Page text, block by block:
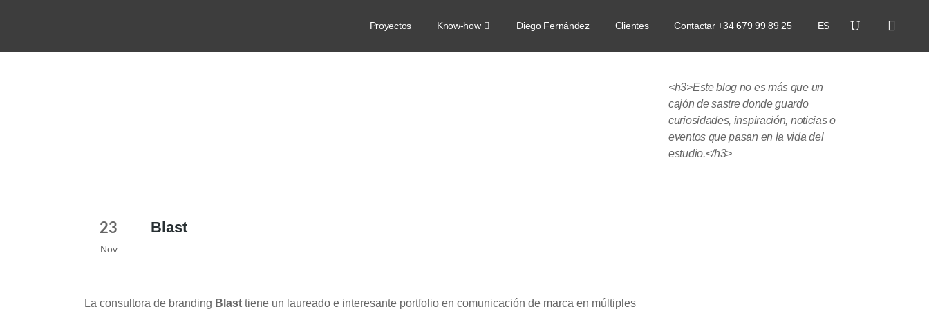
Proyectos Know-how Diego Fernández Clientes Contactar +34 679 99 89 25 ES
23
Nov
Blast
La consultora de branding Blast tiene un laureado e interesante portfolio en comunicación de marca en múltiples
<h3>Este blog no es más que un
cajón de sastre donde guardo
curiosidades, inspiración, noticias o
eventos que pasan en la vida del
estudio.</h3>